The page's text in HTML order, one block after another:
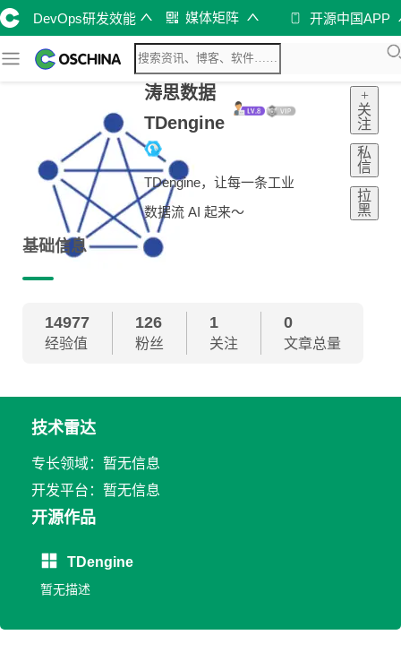
DevOps研发效能 媒体矩阵 开源中国APP
涛思数据
TDengine
TDengine，让每一条工业
数据流 AI 起来～
+
关
注
私
信
拉
黑
基础信息
14977
经验值
126
粉丝
1
关注
0
文章总量
技术雷达
专长领域：暂无信息
开发平台：暂无信息
开源作品
TDengine
暂无描述